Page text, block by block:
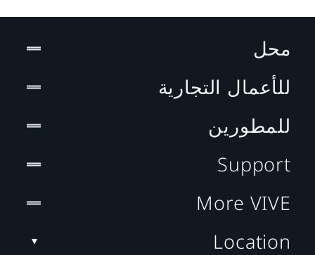
محل
للأعمال التجارية
للمطورين
Support
More VIVE
Location